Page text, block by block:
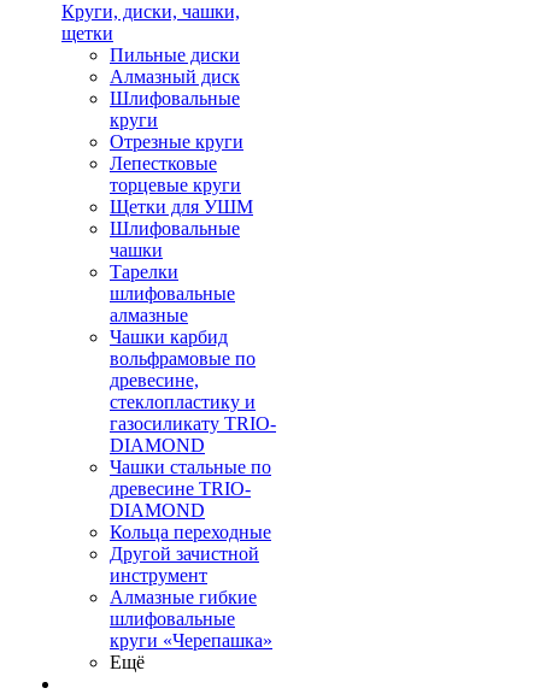
Круги, диски, чашки,
щетки
Пильные диски
Алмазный диск
Шлифовальные
круги
Отрезные круги
Лепестковые
торцевые круги
Щетки для УШМ
Шлифовальные
чашки
Тарелки
шлифовальные
алмазные
Чашки карбид
вольфрамовые по
древесине,
стеклопластику и
газосиликату TRIO-
DIAMOND
Чашки стальные по
древесине TRIO-
DIAMOND
Кольца переходные
Другой зачистной
инструмент
Алмазные гибкие
шлифовальные
круги «Черепашка»
Ещё